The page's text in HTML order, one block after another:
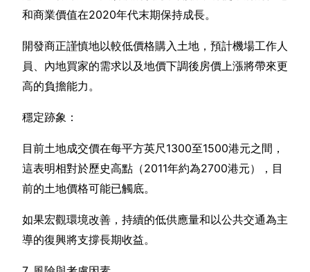
和商業價值在2020年代末期保持成長。
開發商正謹慎地以較低價格購入土地，預計機場工作人
員、內地買家的需求以及地價下調後房價上漲將帶來更
高的負擔能力。
穩定跡象：
目前土地成交價在每平方英尺1300至1500港元之間，
這表明相對於歷史高點（2011年約為2700港元），目
前的土地價格可能已觸底。
如果宏觀環境改善，持續的低供應量和以公共交通為主
導的復興將支撐長期收益。